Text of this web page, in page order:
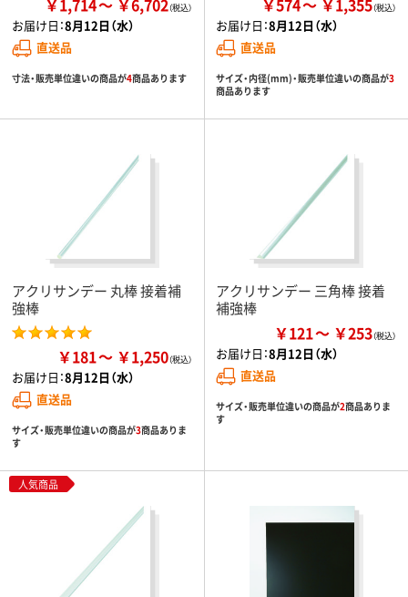
お届け日：8月12日（水）
直送品
寸法・販売単位違いの商品が4商品あります
お届け日：8月12日（水）
直送品
サイズ・内径(mm)・販売単位違いの商品が3
商品あります
アクリサンデー 丸棒 接着補
強棒
￥181 ￥1,250
お届け日：8月12日（水）
直送品
サイズ・販売単位違いの商品が3商品ありま
す
アクリサンデー 三角棒 接着
補強棒
￥121 ￥253
お届け日：8月12日（水）
直送品
サイズ・販売単位違いの商品が2商品ありま
す
人気商品